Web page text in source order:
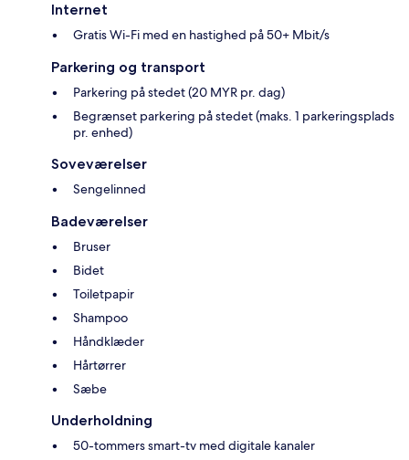
Internet
Gratis Wi-Fi med en hastighed på 50+ Mbit/s
Parkering og transport
Parkering på stedet (20 MYR pr. dag)
Begrænset parkering på stedet (maks. 1 parkeringsplads
pr. enhed)
Soveværelser
Sengelinned
Badeværelser
Bruser
Bidet
Toiletpapir
Shampoo
Håndklæder
Hårtørrer
Sæbe
Underholdning
50-tommers smart-tv med digitale kanaler